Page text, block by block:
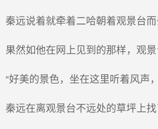
秦远说着就牵着二哈朝着观景台而
果然如他在网上见到的那样，观景
“好美的景色，坐在这里听着风声
秦远在离观景台不远处的草坪上找